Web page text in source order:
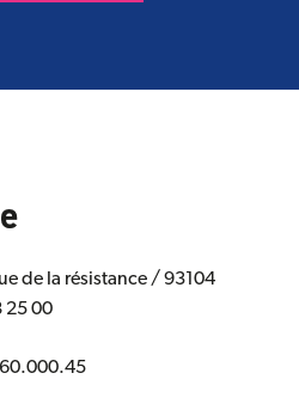
de la résistance / 93104
25 00